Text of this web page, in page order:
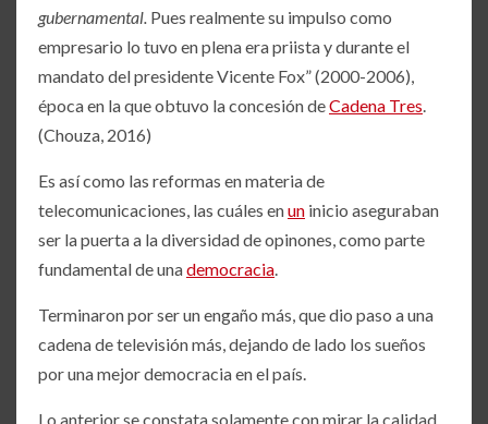
gubernamental. Pues realmente su impulso como
empresario lo tuvo en plena era priista y durante el
mandato del presidente Vicente Fox” (2000-2006),
época en la que obtuvo la concesión deCadena Tres.
(Chouza, 2016)
Es así como las reformas en materia de
telecomunicaciones, las cuáles enun inicio aseguraban
ser la puerta a la diversidad de opinones, como parte
fundamental de unademocracia.
Terminaron por ser un engaño más, que dio paso a una
cadena de televisión más, dejando de lado los sueños
por una mejor democracia en el país.
Lo anterior se constata solamente con mirar la calidad